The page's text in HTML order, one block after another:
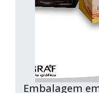
Embalagem